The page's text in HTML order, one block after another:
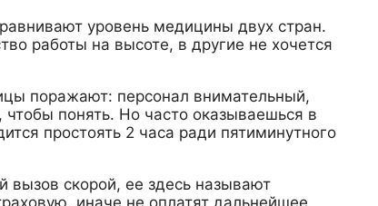
уровень медицины двух стран.
работы на высоте, в другие не хочется
поражают: персонал внимательный,
чтобы понять. Но часто оказываешься в
простоять 2 часа ради пятиминутного
вызов скорой, ее здесь называют